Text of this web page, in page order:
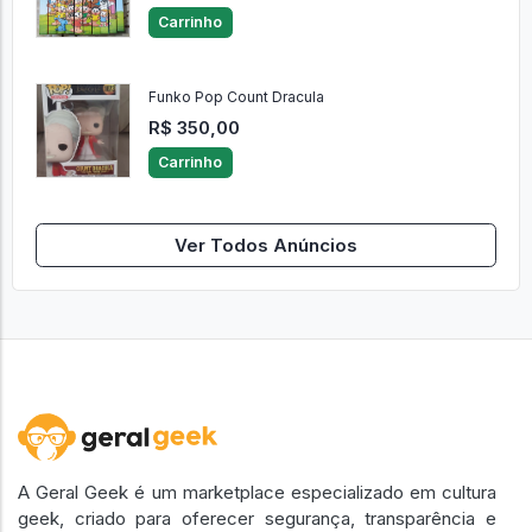
Carrinho
Funko Pop Count Dracula
R$ 350,00
Carrinho
Ver Todos Anúncios
A Geral Geek é um marketplace especializado em cultura
geek, criado para oferecer segurança, transparência e